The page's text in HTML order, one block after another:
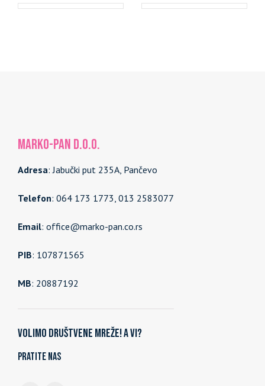
MARKO-PAN d.o.o.
Adresa: Jabučki put 235A, Pančevo
Telefon: 064 173 1773, 013 2583077
Email: office@marko-pan.co.rs
PIB: 107871565
MB: 20887192
Volimo društvene mreže! A vi?
Pratite nas